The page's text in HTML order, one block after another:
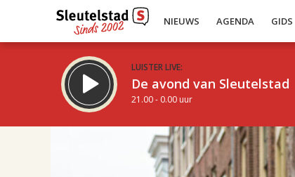
NIEUWS AGENDA GIDS
LUISTER LIVE:
De avond van Sleutelstad
21.00 - 0.00 uur